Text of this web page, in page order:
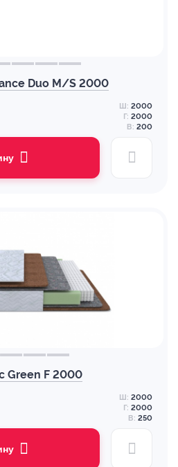
Duo M/S 2000
Ш: 2000
Г: 2000
В: 200
Green F 2000
Ш: 2000
Г: 2000
В: 250